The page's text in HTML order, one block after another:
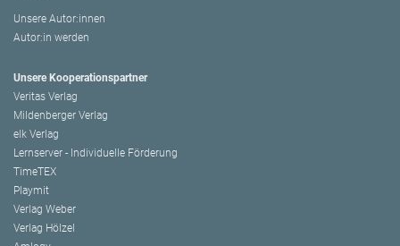
Unsere Autor:innen
Autor:in werden
Unsere Kooperationspartner
Veritas Verlag
Mildenberger Verlag
elk Verlag
Lernserver - Individuelle Förderung
TimeTEX
Playmit
Verlag Weber
Verlag Hölzel